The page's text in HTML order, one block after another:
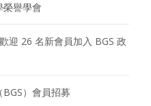
榮譽學會
迎 26 名新會員加入 BGS 政
）會員招募